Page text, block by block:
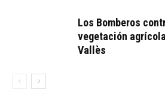
Los Bomberos
vegetación
Vallès